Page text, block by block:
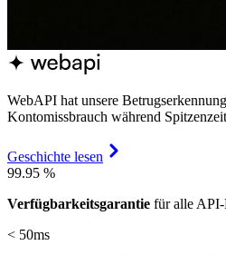
WebAPI hat unsere
Kontomissbrauch während
Geschichte lesen
99.95 %
Verfügbarkeitsgarantie für alle
< 50ms